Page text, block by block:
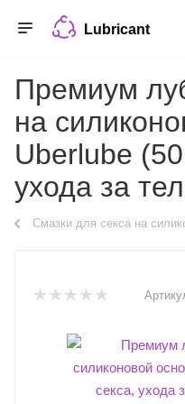
Lubricant
Премиум
на
Uberlube
ухода за
Смазки для секса на